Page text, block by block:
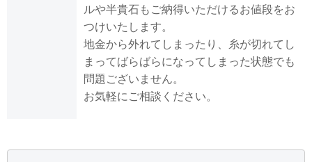
ルや半貴石もご納得いただけるお値段をお
つけいたします。
地金から外れてしまったり、糸が切れてし
まってばらばらになってしまった状態でも
問題ございません。
お気軽にご相談ください。